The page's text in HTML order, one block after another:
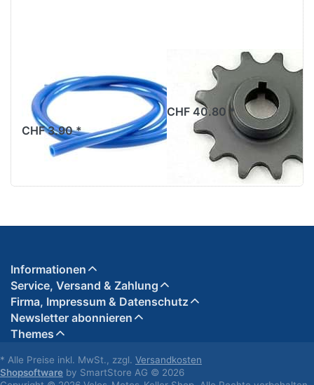
5x8mm, Blau, 1
Meter
CHF 3.90 *
Ritzel 13Z. Beta
521, Original
CHF 40.80 *
Informationen
Service, Versand & Zahlung
Firma, Impressum & Datenschutz
Newsletter abonnieren
Themes
* Alle Preise inkl. MwSt., zzgl. Versandkosten
Shopsoftware by SmartStore AG © 2026